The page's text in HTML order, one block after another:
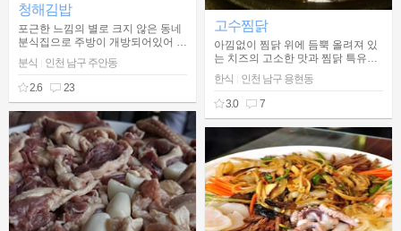
청해김밥
포근한 느낌의 별로 크지 않은 동네
분식집으로 주방이 개방되어있어 음
식 만드는 과정을 지켜볼 수 있는 계
란말이 김밥이 유명한 분식 전문점
분식
인천 남구 주안동
2.6
23
고수찜닭
아낌없이 찜닭 위에 듬뿍 올려져 있
는 치즈의 고소한 맛과 찜닭 특유의
매콤함이 잘 어울러져 인하대 후문
맛집
한식
인천 남구 용현동
3.0
7